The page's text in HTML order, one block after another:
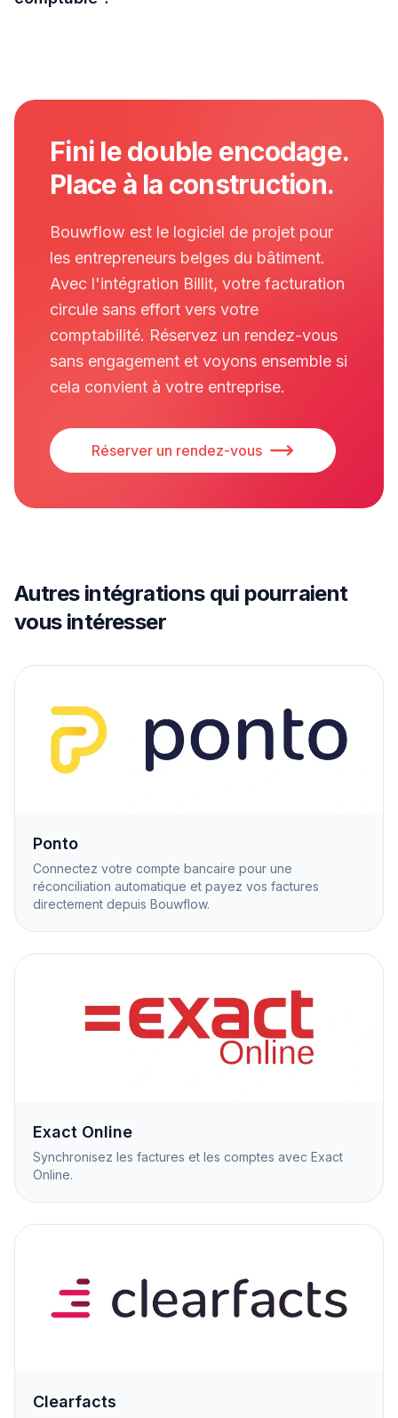
Fini le double encodage.
Place à la construction.
Bouwflow est le logiciel de projet pour
les entrepreneurs belges du bâtiment.
Avec l'intégration Billit, votre facturation
circule sans effort vers votre
comptabilité. Réservez un rendez-vous
sans engagement et voyons ensemble si
cela convient à votre entreprise.
Réserver un rendez-vous
Autres intégrations qui pourraient
vous intéresser
Ponto
Connectez votre compte bancaire pour une
réconciliation automatique et payez vos factures
directement depuis Bouwflow.
Exact Online
Synchronisez les factures et les comptes avec Exact
Online.
Clearfacts